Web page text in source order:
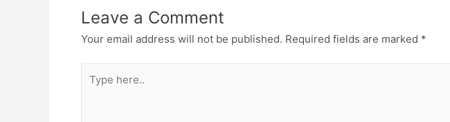
Leave a Comment
Your email address will not be published. Required fields are marked *
here..